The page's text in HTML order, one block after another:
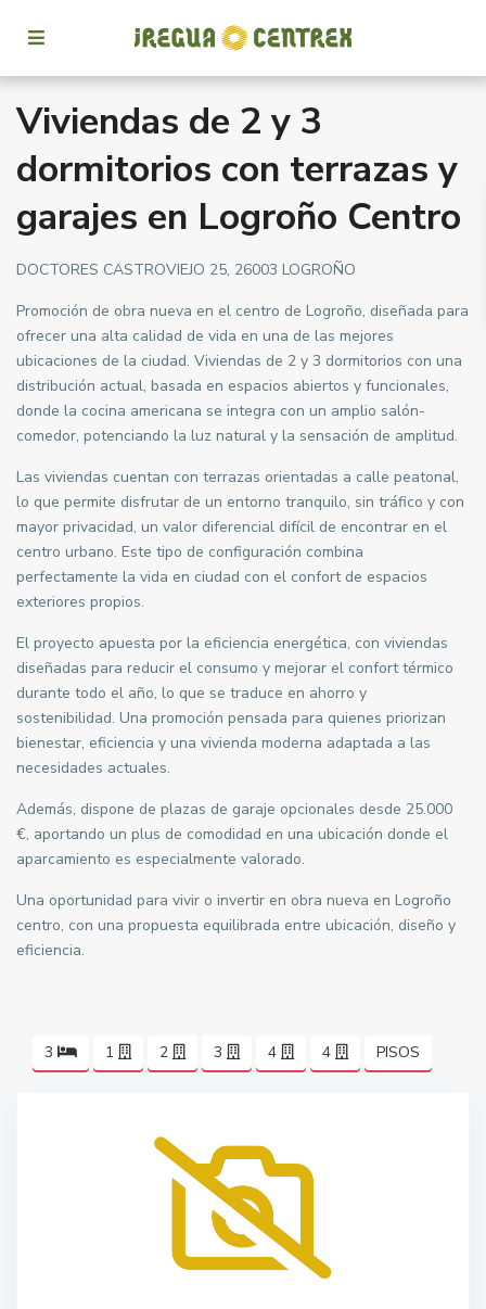
Viviendas de 2 y 3
dormitorios con terrazas y
garajes en Logroño Centro
DOCTORES CASTROVIEJO 25, 26003 LOGROÑO
Promoción de obra nueva en el centro de Logroño, diseñada para
ofrecer una alta calidad de vida en una de las mejores
ubicaciones de la ciudad. Viviendas de 2 y 3 dormitorios con una
distribución actual, basada en espacios abiertos y funcionales,
donde la cocina americana se integra con un amplio salón-
comedor, potenciando la luz natural y la sensación de amplitud.
Las viviendas cuentan con terrazas orientadas a calle peatonal,
lo que permite disfrutar de un entorno tranquilo, sin tráfico y con
mayor privacidad, un valor diferencial difícil de encontrar en el
centro urbano. Este tipo de configuración combina
perfectamente la vida en ciudad con el confort de espacios
exteriores propios.
El proyecto apuesta por la eficiencia energética, con viviendas
diseñadas para reducir el consumo y mejorar el confort térmico
durante todo el año, lo que se traduce en ahorro y
sostenibilidad. Una promoción pensada para quienes priorizan
bienestar, eficiencia y una vivienda moderna adaptada a las
necesidades actuales.
Además, dispone de plazas de garaje opcionales desde 25.000
€, aportando un plus de comodidad en una ubicación donde el
aparcamiento es especialmente valorado.
Una oportunidad para vivir o invertir en obra nueva en Logroño
centro, con una propuesta equilibrada entre ubicación, diseño y
eficiencia.
3 1 2 3 4 4 PISOS